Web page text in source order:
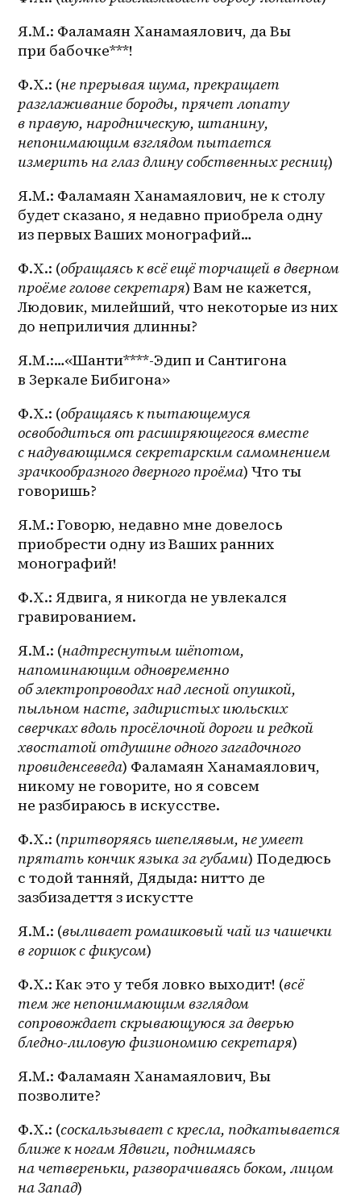
Я.М.: Фаламаян Ханамаялович, да Вы
при бабочке***!
Ф.Х.: (не прерывая шума, прекращает
разглаживание бороды, прячет лопату
в правую, народническую, штанину,
непонимающим взглядом пытается
измерить на глаз длину собственных ресниц)
Я.М.: Фаламаян Ханамаялович, не к столу
будет сказано, я недавно приобрела одну
из первых Ваших монографий…
Ф.Х.: (обращаясь к всё ещё торчащей в дверном
проёме голове секретаря) Вам не кажется,
Людовик, милейший, что некоторые из них
до неприличия длинны?
Я.М.:…«Шанти****-Эдип и Сантигона
в Зеркале Бибигона»
Ф.Х.: (обращаясь к пытающемуся
освободиться от расширяющегося вместе
с надувающимся секретарским самомнением
зрачкообразного дверного проёма) Что ты
говоришь?
Я.М.: Говорю, недавно мне довелось
приобрести одну из Ваших ранних
монографий!
Ф.Х.: Ядвига, я никогда не увлекался
гравированием.
Я.М.: (надтреснутым шёпотом,
напоминающим одновременно
об электропроводах над лесной опушкой,
пыльном насте, задиристых июльских
сверчках вдоль просёлочной дороги и редкой
хвостатой отдушине одного загадочного
провиденсеведа) Фаламаян Ханамаялович,
никому не говорите, но я совсем
не разбираюсь в искусстве.
Ф.Х.: (притворяясь шепелявым, не умеет
прятать кончик языка за губами) Подедюсь
с тодой танняй, Дядыда: нитто де
зазбизадеття з искустте
Я.М.: (выливает ромашковый чай из чашечки
в горшок с фикусом)
Ф.Х.: Как это у тебя ловко выходит! (всё
тем же непонимающим взглядом
сопровождает скрывающуюся за дверью
бледно-лиловую физиономию секретаря)
Я.М.: Фаламаян Ханамаялович, Вы
позволите?
Ф.Х.: (соскальзывает с кресла, подкатывается
ближе к ногам Ядвиги, поднимаясь
на четвереньки, разворачиваясь боком, лицом
на Запад)